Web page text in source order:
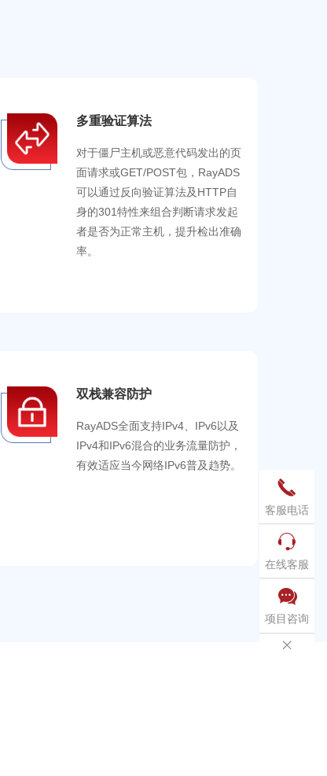
多重验证算法
对于僵尸主机或恶意代码发出的页
面请求或GET/POST包，RayADS
可以通过反向验证算法及HTTP自
身的301特性来组合判断请求发起
者是否为正常主机，提升检出准确
率。
双栈兼容防护
RayADS全面支持IPv4、IPv6以及
IPv4和IPv6混合的业务流量防护，
有效适应当今网络IPv6普及趋势。

客服电话

在线客服

项目咨询
